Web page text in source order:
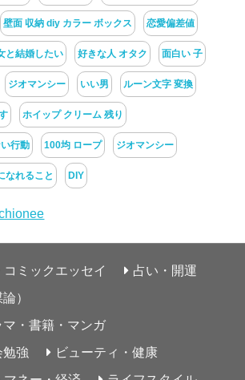
壁面 収納 diy カラー ボックス 恋愛偏差値
と結婚したい 好きな人 オタク 面白い 子
ジオマンシー いい男 ルーン文字 変換
ホイップ クリーム 残り
行動 100均 ロープ ジオマンシー
なれること DIY
コミックエッセイ
占い・開運
）
・書籍・マンガ
勉強
ビューティ・健康